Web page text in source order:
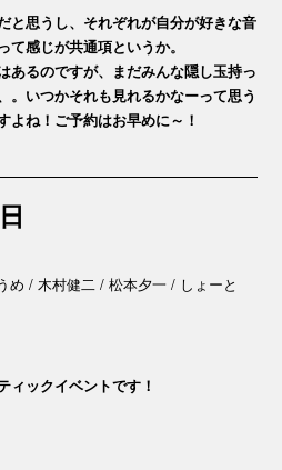
と思うし、それぞれが自分が好きな音
感じが共通項というか。
あるのですが、まだみんな隠し玉持っ
。いつかそれも見れるかなーって思う
よね！ご予約はお早めに～！
め / 木村健二 / 松本夕一 / しょーと
ィックイベントです！